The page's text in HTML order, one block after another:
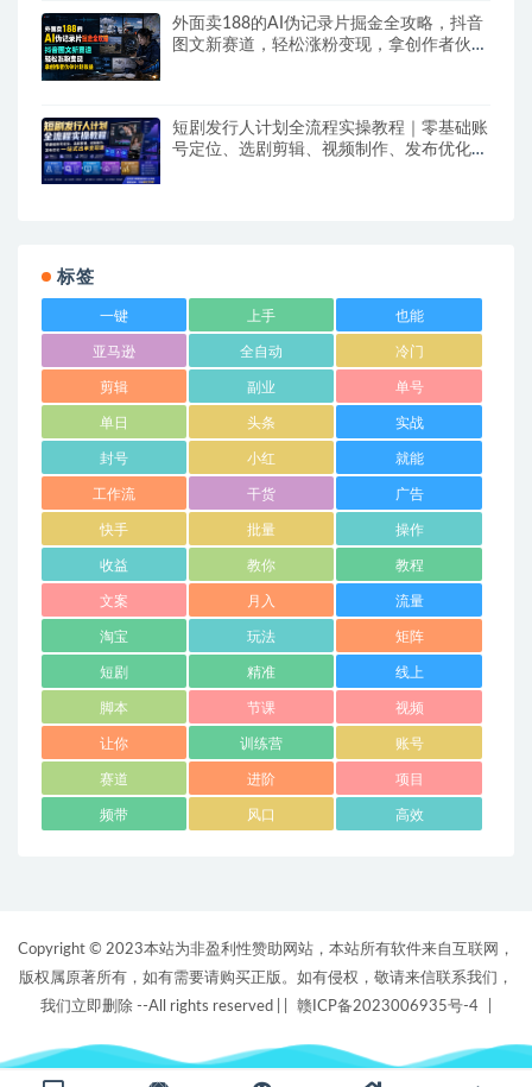
外面卖188的AI伪记录片掘金全攻略，抖音
图文新赛道，轻松涨粉变现，拿创作者伙伴
短剧发行人计划全流程实操教程｜零基础账
号定位、选剧剪辑、视频制作、发布优化一
标签
一键 上手 也能
亚马逊 全自动 冷门
剪辑 副业 单号
单日 头条 实战
封号 小红 就能
工作流 干货 广告
快手 批量 操作
收益 教你 教程
文案 月入 流量
淘宝 玩法 矩阵
短剧 精准 线上
脚本 节课 视频
让你 训练营 账号
赛道 进阶 项目
频带 风口 高效
Copyright © 2023本站为非盈利性赞助网站，本站所有软件来自互联网，
版权属原著所有，如有需要请购买正版。如有侵权，敬请来信联系我们，
我们立即删除 --All rights reserved |
赣ICP备2023006935号-4